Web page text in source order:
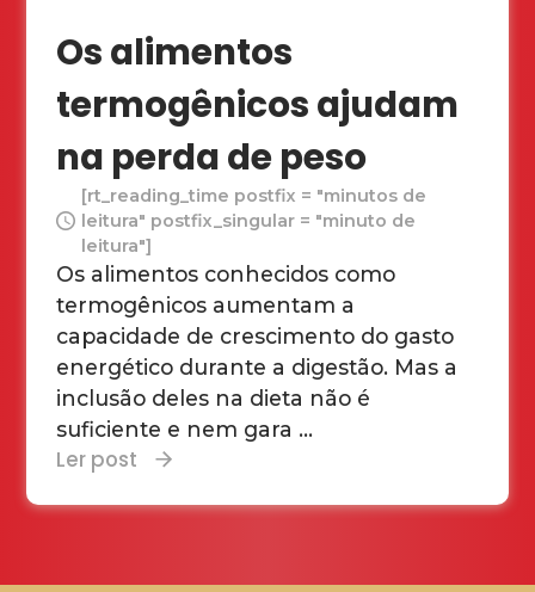
Os alimentos
termogênicos ajudam
na perda de peso
[rt_reading_time postfix = "minutos de
leitura" postfix_singular = "minuto de
leitura"]
Os alimentos conhecidos como
termogênicos aumentam a
capacidade de crescimento do gasto
energético durante a digestão. Mas a
inclusão deles na dieta não é
suficiente e nem gara ...
Ler post